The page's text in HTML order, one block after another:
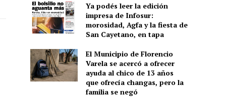
Ya podés leer la edición
impresa de Infosur:
morosidad, Agfa y la fiesta de
San Cayetano, en tapa
El Municipio de Florencio
Varela se acercó a ofrecer
ayuda al chico de 13 años
que ofrecía changas, pero la
familia se negó